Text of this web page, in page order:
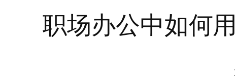
职场办公中如何